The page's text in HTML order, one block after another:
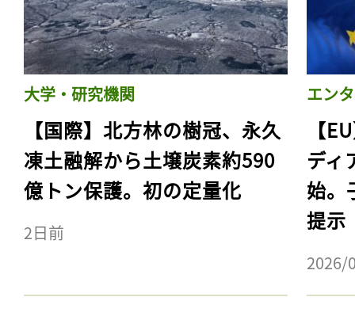
大学・研究機関
【国際】北方林の樹冠、永久
凍土融解から土壌炭素約590
億トン保護。初の定量化
2日前
エン
【
ディ
始。
提示
2026/